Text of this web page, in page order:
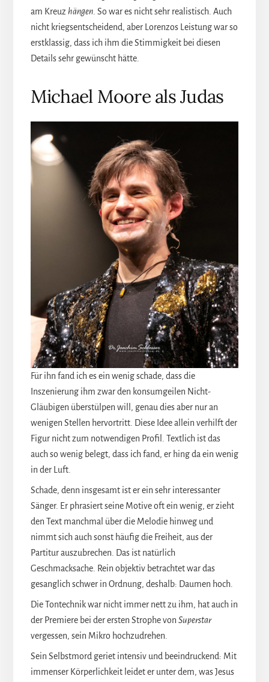
am Kreuz hängen. So war es nicht sehr realistisch. Auch
nicht kriegsentscheidend, aber Lorenzos Leistung war so
erstklassig, dass ich ihm die Stimmigkeit bei diesen
Details sehr gewünscht hätte.
Michael Moore als Judas
Für ihn fand ich es ein wenig schade, dass die
Inszenierung ihm zwar den konsumgeilen Nicht-
Gläubigen überstülpen will, genau dies aber nur an
wenigen Stellen hervortritt. Diese Idee allein verhilft der
Figur nicht zum notwendigen Profil. Textlich ist das
auch so wenig belegt, dass ich fand, er hing da ein wenig
in der Luft.
Schade, denn insgesamt ist er ein sehr interessanter
Sänger. Er phrasiert seine Motive oft ein wenig, er zieht
den Text manchmal über die Melodie hinweg und
nimmt sich auch sonst häufig die Freiheit, aus der
Partitur auszubrechen. Das ist natürlich
Geschmacksache. Rein objektiv betrachtet war das
gesanglich schwer in Ordnung, deshalb: Daumen hoch.
Die Tontechnik war nicht immer nett zu ihm, hat auch in
der Premiere bei der ersten Strophe von Superstar
vergessen, sein Mikro hochzudrehen.
Sein Selbstmord geriet intensiv und beeindruckend: Mit
immenser Körperlichkeit leidet er unter dem, was Jesus